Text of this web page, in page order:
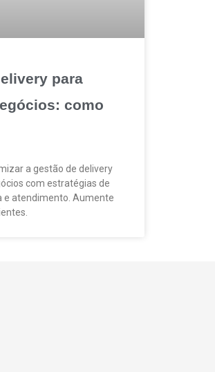
para
como
a gestão de delivery
com estratégias de
e atendimento. Aumente